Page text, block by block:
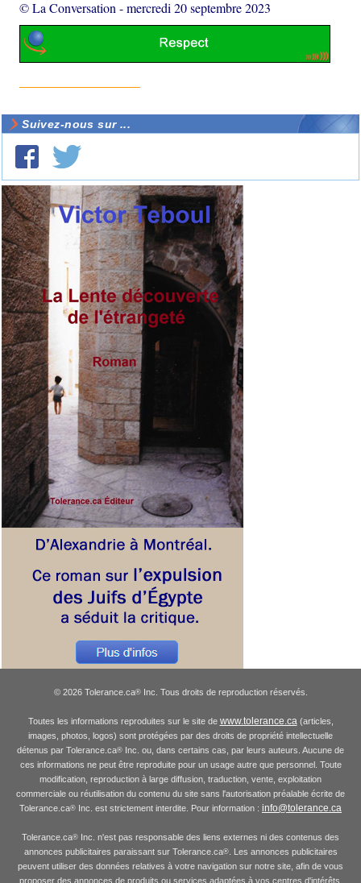
© La Conversation -mercredi 20 septembre 2023
Suivez-nous sur ...
© 2026 Tolerance.ca®Inc. Tous droits de reproduction réservés.
Toutes les informations reproduites sur le site de www.tolerance.ca(articles,
images, photos, logos) sont protégées par des droits de propriété intellectuelle
détenus par Tolerance.ca® Inc. ou, dans certains cas, par leurs auteurs. Aucune de
ces informations ne peut être reproduite pour un usage autre que personnel. Toute
modification, reproduction à large diffusion, traduction, vente, exploitation
commerciale ou réutilisation du contenu du site sans l'autorisation préalable écrite de
Tolerance.ca® Inc. est strictement interdite. Pour information : info@tolerance.ca
Tolerance.ca® Inc. n'est pas responsable des liens externes ni des contenus des
annonces publicitaires paraissant sur Tolerance.ca®. Les annonces publicitaires
peuvent utiliser des données relatives à votre navigation sur notre site, afin de vous
proposer des annonces de produits ou services adaptées à vos centres d'intérêts.